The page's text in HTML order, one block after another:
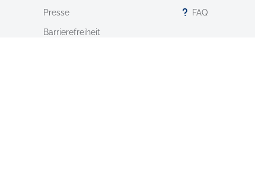
Presse
Barrierefreiheit
FAQ